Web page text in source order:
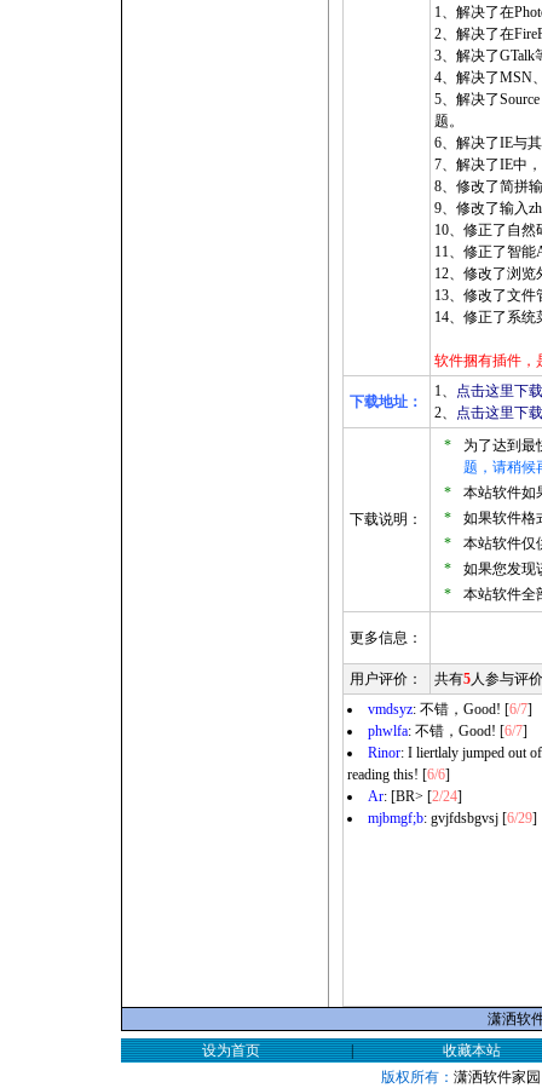
1、解决了在
2、解决了在
3、解决了
4、解决了MSN
5、解决了
题。
6、解决了IE与
7、解决了IE中
8、修改了简拼
9、修改了输入
10、修正了自然
11、修正了智能
12、修改了浏
13、修改了文
14、修正了系统
软件捆有插件，
下载地址：
1、
点击这里下
2、
点击这里下
下载说明：
*
为了达到最
题，请稍候
*
本站软件如
*
如果软件格
*
本站软件仅
*
如果您发现
*
本站软件全
更多信息：
用户评价： 共有5人参与评
vmdsyz: 不错，Good! [6/7]
phwlfa: 不错，Good! [6/7]
Rinor: I liertlaly jumped out
reading this! [6/6]
Ar: [BR> [2/24]
mjbmgf;b: gvjfdsbgvsj [6/29]
潇洒软
设为首页
|
收藏本站
版权所有： 潇洒软件家园